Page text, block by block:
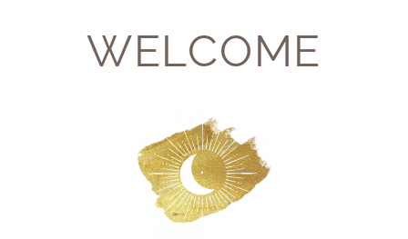
WELCOME
Your message: